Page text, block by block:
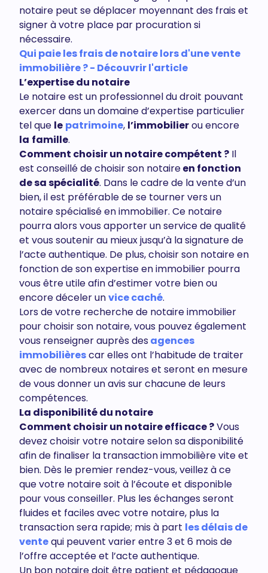
notaire peut se déplacer moyennant des frais et
signer à votre place par procuration si
nécessaire.
Qui paie les frais de notaire lors d'une vente
immobilière ? - Découvrir l'article
L’expertise du notaire
Le notaire est un professionnel du droit pouvant
exercer dans un domaine d’expertise particulier
tel que le patrimoine, l’immobilierou encore
la famille.
Comment choisir un notaire compétent ? Il
est conseillé de choisir son notaireen fonction
de sa spécialité. Dans le cadre de la vente d’un
bien, il est préférable de se tourner vers un
notaire spécialisé en immobilier. Ce notaire
pourra alors vous apporter un service de qualité
et vous soutenir au mieux jusqu’à la signature de
l’acte authentique. De plus, choisir son notaire en
fonction de son expertise en immobilier pourra
vous être utile afin d’estimer votre bien ou
encore déceler unvice caché.
Lors de votre recherche de notaire immobilier
pour choisir son notaire, vous pouvez également
vous renseigner auprès desagences
immobilièrescar elles ont l’habitude de traiter
avec de nombreux notaires et seront en mesure
de vous donner un avis sur chacune de leurs
compétences.
La disponibilité du notaire
Comment choisir un notaire efficace ?Vous
devez choisir votre notaire selon sa disponibilité
afin de finaliser la transaction immobilière vite et
bien. Dès le premier rendez-vous, veillez à ce
que votre notaire soit à l’écoute et disponible
pour vous conseiller. Plus les échanges seront
fluides et faciles avec votre notaire, plus la
transaction sera rapide; mis à part les délais de
ventequi peuvent varier entre 3 et 6 mois de
l’offre acceptée et l’acte authentique.